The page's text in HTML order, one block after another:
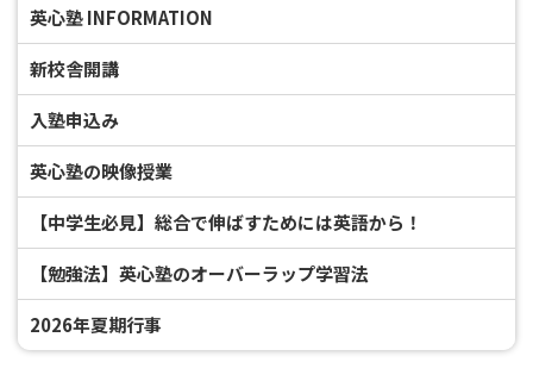
英心塾 INFORMATION
新校舎開講
入塾申込み
英心塾の映像授業
【中学生必見】総合で伸ばすためには英語から！
【勉強法】英心塾のオーバーラップ学習法
2026年夏期行事